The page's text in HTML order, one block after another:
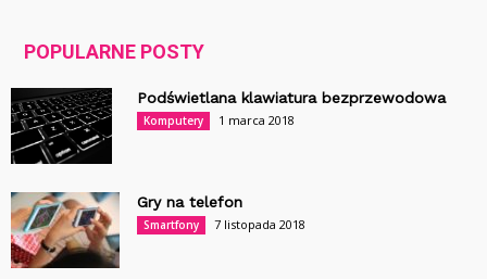
POPULARNE POSTY
Podświetlana klawiatura bezprzewodowa
Komputery 1 marca 2018
Gry na telefon
Smartfony 7 listopada 2018